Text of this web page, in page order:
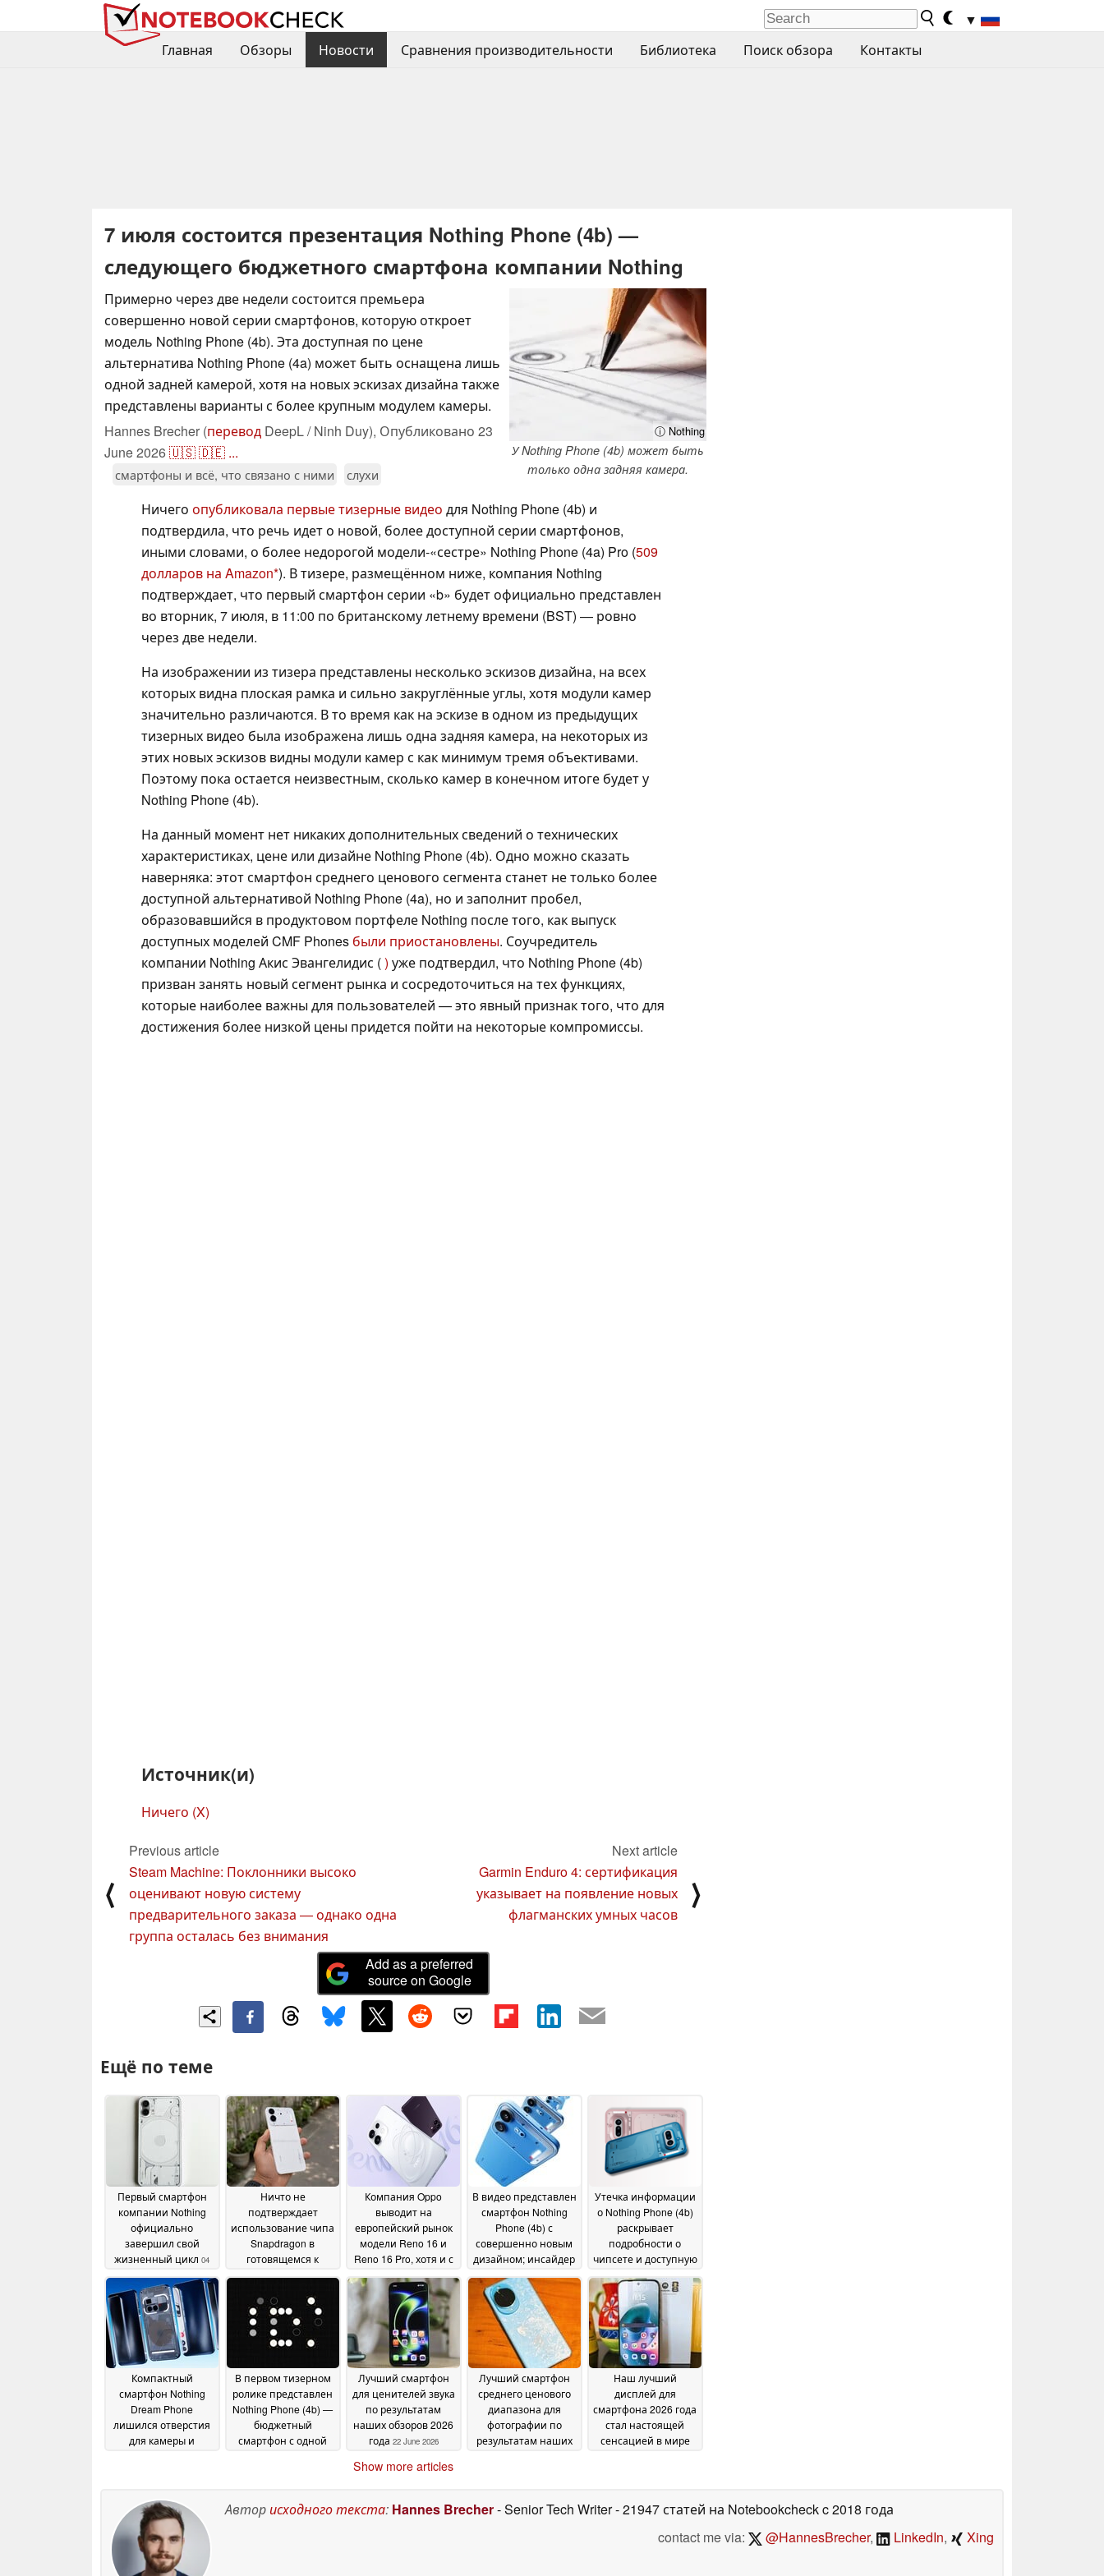
▼
Главная
Обзоры Новости Сравнения производительности Библиотека Поиск обзора Контакты
7 июля состоится презентация Nothing Phone (4b) —
следующего бюджетного смартфона компании Nothing
ⓘ Nothing
У Nothing Phone (4b) может быть
только одна задняя камера.
Примерно через две недели состоится премьера
совершенно новой серии смартфонов, которую откроет
модель Nothing Phone (4b). Эта доступная по цене
альтернатива Nothing Phone (4a) может быть оснащена лишь
одной задней камерой, хотя на новых эскизах дизайна также
представлены варианты с более крупным модулем камеры.
Hannes Brecher (перевод DeepL / Ninh Duy), Опубликовано 23
June 2026🇺🇸🇩🇪 ...
смартфоны и всё, что связано с ними слухи
Ничего опубликовала первые тизерные видео для Nothing Phone (4b) и
подтвердила, что речь идет о новой, более доступной серии смартфонов,
иными словами, о более недорогой модели-«сестре» Nothing Phone (4a) Pro (509
долларов на Amazon ). В тизере, размещённом ниже, компания Nothing
подтверждает, что первый смартфон серии «b» будет официально представлен
во вторник, 7 июля, в 11:00 по британскому летнему времени (BST) — ровно
через две недели.
На изображении из тизера представлены несколько эскизов дизайна, на всех
которых видна плоская рамка и сильно закруглённые углы, хотя модули камер
значительно различаются. В то время как на эскизе в одном из предыдущих
тизерных видео была изображена лишь одна задняя камера, на некоторых из
этих новых эскизов видны модули камер с как минимум тремя объективами.
Поэтому пока остается неизвестным, сколько камер в конечном итоге будет у
Nothing Phone (4b).
На данный момент нет никаких дополнительных сведений о технических
характеристиках, цене или дизайне Nothing Phone (4b). Одно можно сказать
наверняка: этот смартфон среднего ценового сегмента станет не только более
доступной альтернативой Nothing Phone (4a), но и заполнит пробел,
образовавшийся в продуктовом портфеле Nothing после того, как выпуск
доступных моделей CMF Phones были приостановлены. Соучредитель
компании Nothing Акис Эвангелидис () уже подтвердил, что Nothing Phone (4b)
призван занять новый сегмент рынка и сосредоточиться на тех функциях,
которые наиболее важны для пользователей — это явный признак того, что для
достижения более низкой цены придется пойти на некоторые компромиссы.
Источник(и)
Ничего (X)
⟨
Previous article
Steam Machine: Поклонники высоко
оценивают новую систему
предварительного заказа — однако одна
группа осталась без внимания
Next article
Garmin Enduro 4: сертификация
указывает на появление новых
флагманских умных часов
⟩
Add as a preferred
source on Google
Ещё по теме
Первый смартфон
компании Nothing
официально
завершил свой
жизненный цикл 04
July 2026
Ничто не
подтверждает
использование чипа
Snapdragon в
готовящемся к
Компания Oppo
выводит на
европейский рынок
модели Reno 16 и
Reno 16 Pro, хотя и с
меньшей ёмкости26
June 2026
В видео представлен
смартфон Nothing
Phone (4b) с
совершенно новым
дизайном; инсайдер
технические
характеристики
June 2026
Утечка информации
о Nothing Phone (4b)
раскрывает
подробности о
чипсете и доступную
25 June 2026
Компактный
смартфон Nothing
Dream Phone
лишился отверстия
для камеры и
В первом тизерном
ролике представлен
Nothing Phone (4b) —
бюджетный
смартфон с одной
Лучший смартфон
для ценителей звука
по результатам
наших обзоров 2026
года 22 June 2026
Лучший смартфон
среднего ценового
диапазона для
фотографии по
результатам наших
Наш лучший
дисплей для
смартфона 2026 года
стал настоящей
сенсацией в мире
Show more articles
Авторисходного текста: Hannes Brecher- Senior Tech Writer- 21947 статей на Notebookcheckc 2018 года
contact me via:
@HannesBrecher, LinkedIn, Xing